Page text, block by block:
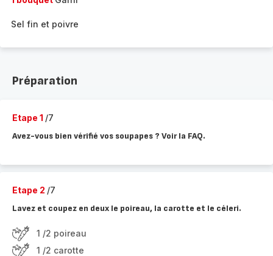
Sel fin et poivre
Préparation
Etape 1 /7
Avez-vous bien vérifié vos soupapes ? Voir la FAQ.
Etape 2 /7
Lavez et coupez en deux le poireau, la carotte et le céleri.
1 /2 poireau
1 /2 carotte